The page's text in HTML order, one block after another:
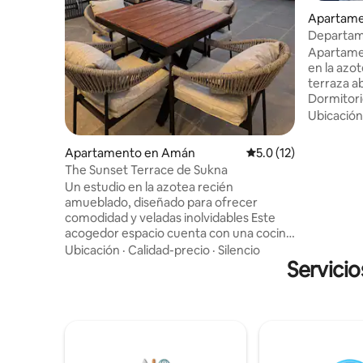
Apartamento en Amán Calificación
5.0 (12)
The Sunset Terrace de Sukna
Un estudio en la azotea recién
amueblado, diseñado para ofrecer
comodidad y veladas inolvidables Este
acogedor espacio cuenta con una cocina
americana completa, un baño moderno y
matutino o contemplar la puesta de sol
Ubicación · Calidad-precio · Silencio
en la
terraza
Dormitorio
para
amantes
Ubicación